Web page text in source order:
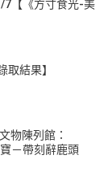
【《方寸食光-美
取結果】
物陳列館：
－帶刻辭鹿頭